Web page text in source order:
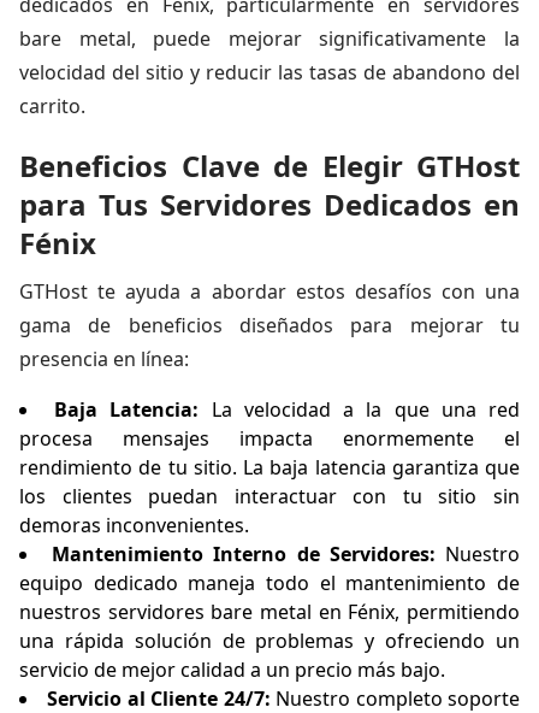
bare metal, puede mejorar significativamente la
velocidad del sitio y reducir las tasas de abandono del
carrito.
Beneficios Clave de Elegir GTHost
para Tus Servidores Dedicados en
Fénix
GTHost te ayuda a abordar estos desafíos con una
gama de beneficios diseñados para mejorar tu
presencia en línea:
Baja Latencia: La velocidad a la que una red
procesa mensajes impacta enormemente el
rendimiento de tu sitio. La baja latencia garantiza que
los clientes puedan interactuar con tu sitio sin
demoras inconvenientes.
Mantenimiento Interno de Servidores: Nuestro
equipo dedicado maneja todo el mantenimiento de
nuestros servidores bare metal en Fénix, permitiendo
una rápida solución de problemas y ofreciendo un
servicio de mejor calidad a un precio más bajo.
Servicio al Cliente 24/7: Nuestro completo soporte